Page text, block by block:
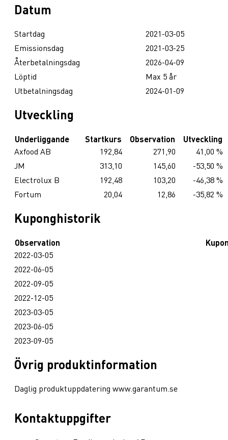
Datum
Startdag
2021-03-05
Emissionsdag
2021-03-25
Återbetalningsdag
2026-04-09
Löptid
Max 5 år
Utbetalningsdag
2024-01-09
Utveckling
Underliggande Startkurs Observation
Utveckling
Axfood AB
192,84 271,90
41,00 %
JM
313,10 145,60
-53,50 %
Electrolux B
192,48 103,20
-46,38 %
Fortum
20,04 12,86 -35,82 %
Kuponghistorik
Observation
2022-03-05
2022-06-05
2022-09-05
2022-12-05
2023-03-05
2023-06-05
2023-09-05
Övrig produktinformation
Daglig produktuppdatering www.garantum.se
Kontaktuppgifter